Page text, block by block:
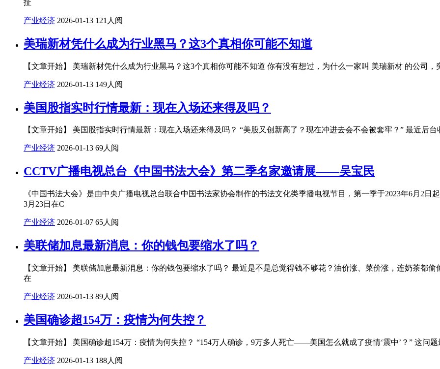
扯
产业经济 2026-01-13 121人阅
美瑞新材凭什么成为行业黑马？这3个真相你可能不知道
【文章开始】 美瑞新材凭什么成为行业黑马？这3个真相你可能不知道 你有没有想过，为什么一家叫 美瑞新材 的公司
产业经济 2026-01-13 149人阅
美国股指实时行情最新：现在入场还来得及吗？
【文章开始】 美国股指实时行情最新：现在入场还来得及吗？ “美股又创新高了？现在冲进去会不会被套牢？” 最近后
产业经济 2026-01-13 69人阅
CCTV广播电视总台《中国书法大会》第二季名家邀请展——吴宝民
《中国书法大会》是由中央广播电视总台联合中国书法家协会制作的书法文化类季播电视节目，第一季于2023年6月2日
3月23日在C
产业经济 2026-01-07 65人阅
美联储加息最新消息：你的钱包要缩水了吗？
【文章开始】 美联储加息最新消息：你的钱包要缩水了吗？ 最近是不是总觉得钱不够花？油价涨、菜价涨，连奶茶都
在
产业经济 2026-01-13 89人阅
美国确诊超154万：疫情为何失控？
【文章开始】 美国确诊超154万：疫情为何失控？ “154万人确诊，9万多人死亡——美国怎么就成了疫情‘震中’？” 这问
产业经济 2026-01-13 188人阅